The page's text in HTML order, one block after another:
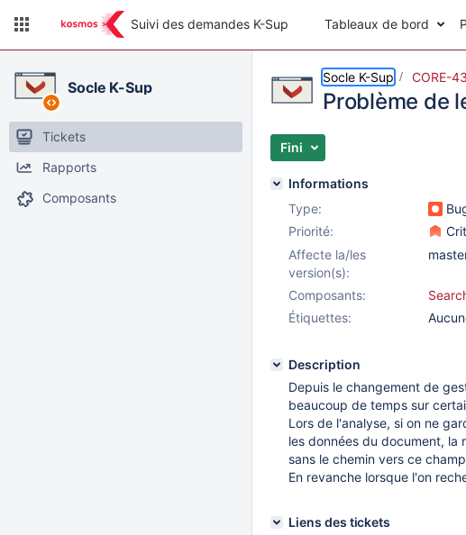
Suivi des demandes K-Sup Tableaux de bord
Socle K-Sup
Tickets
Rapports
Composants
Socle K-Sup CORE-
Problème de
Fini
Informations
Type:
Priorité:
Affecte la/les
version(s):
Composants:
Étiquettes:
Description
Depuis le changement de
beaucoup de temps sur
Lors de l'analyse, si on ne
les données du document, la
sans le chemin vers ce
En revanche lorsque l'on
Liens des tickets